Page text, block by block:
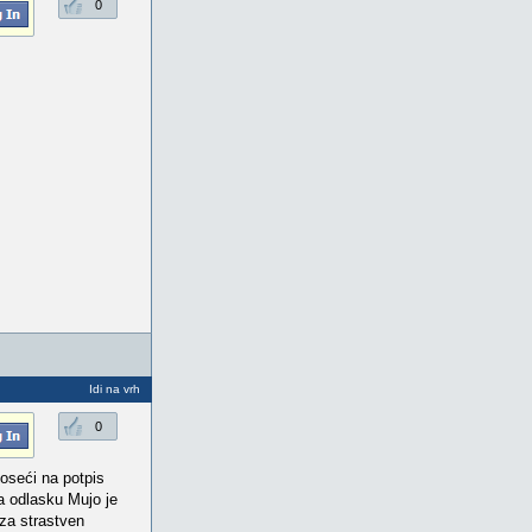
0
Idi na vrh
0
na potpis
odlasku Mujo je
strastven